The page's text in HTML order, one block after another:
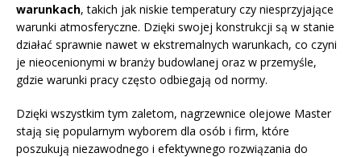
warunkach, takich jak niskie temperatury czy niesprzyjające
warunki atmosferyczne. Dzięki swojej konstrukcji są w stanie
działać sprawnie nawet w ekstremalnych warunkach, co czyni
je nieocenionymi w branży budowlanej oraz w przemyśle,
gdzie warunki pracy często odbiegają od normy.
Dzięki wszystkim tym zaletom, nagrzewnice olejowe Master
stają się popularnym wyborem dla osób i firm, które
poszukują niezawodnego i efektywnego rozwiązania do